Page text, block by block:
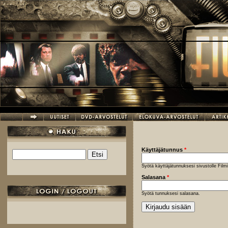
Hyppää pääsisältöön
Hakulomake
Käyttäjätunnus *
Syötä käyttäjätunnuksesi sivustolle
Salasana *
Syötä tunnuksesi salasana.